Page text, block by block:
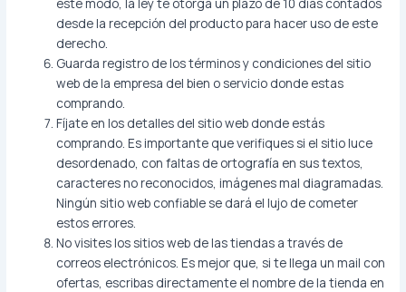
desde la recepción del producto para hacer uso de este
derecho.
Guarda registro de los términos y condiciones del sitio
web de la empresa del bien o servicio donde estas
comprando.
Fíjate en los detalles del sitio web donde estás
comprando. Es importante que verifiques si el sitio luce
desordenado, con faltas de ortografía en sus textos,
caracteres no reconocidos, imágenes mal diagramadas.
Ningún sitio web confiable se dará el lujo de cometer
estos errores.
No visites los sitios web de las tiendas a través de
correos electrónicos. Es mejor que, si te llega un mail con
ofertas, escribas directamente el nombre de la tienda en